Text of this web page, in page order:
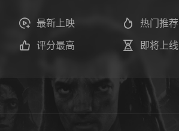
最新上映 热门推荐
评分最高 即将上线